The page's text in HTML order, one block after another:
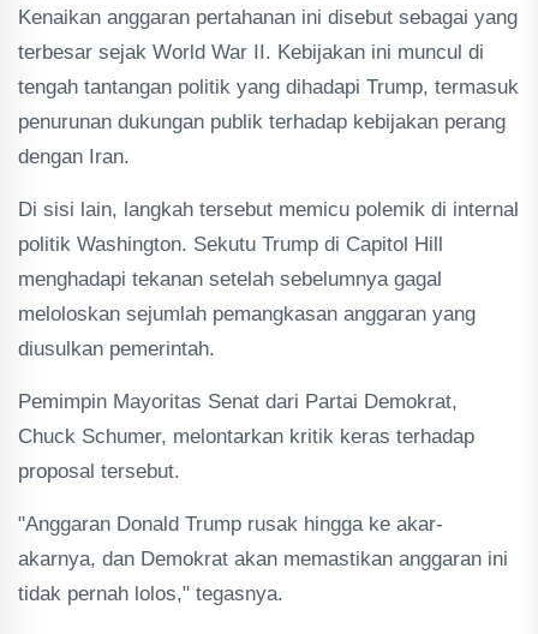
Kenaikan anggaran pertahanan ini disebut sebagai yang
terbesar sejak World War II. Kebijakan ini muncul di
tengah tantangan politik yang dihadapi Trump, termasuk
penurunan dukungan publik terhadap kebijakan perang
dengan Iran.
Di sisi lain, langkah tersebut memicu polemik di internal
politik Washington. Sekutu Trump di Capitol Hill
menghadapi tekanan setelah sebelumnya gagal
meloloskan sejumlah pemangkasan anggaran yang
diusulkan pemerintah.
Pemimpin Mayoritas Senat dari Partai Demokrat,
Chuck Schumer, melontarkan kritik keras terhadap
proposal tersebut.
"Anggaran Donald Trump rusak hingga ke akar-
akarnya, dan Demokrat akan memastikan anggaran ini
tidak pernah lolos," tegasnya.